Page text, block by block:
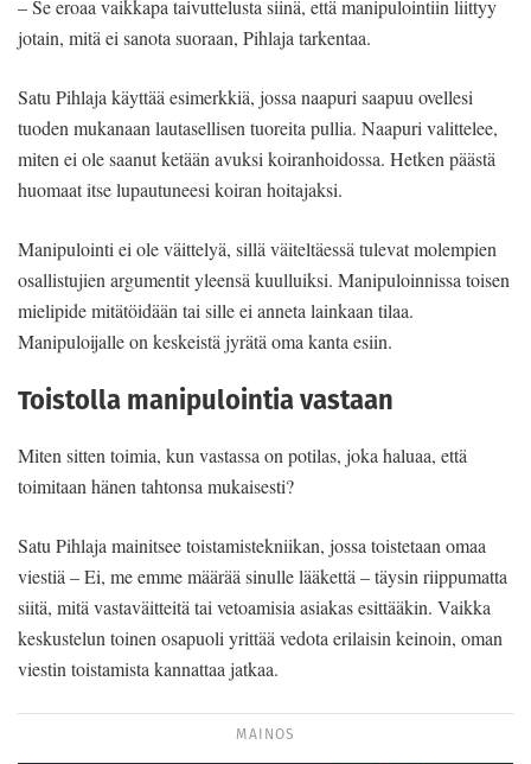
– Se eroaa vaikkapa taivuttelusta siinä, että manipulointiin liittyy
jotain, mitä ei sanota suoraan, Pihlaja tarkentaa.
Satu Pihlaja käyttää esimerkkiä, jossa naapuri saapuu ovellesi
tuoden mukanaan lautasellisen tuoreita pullia. Naapuri valittelee,
miten ei ole saanut ketään avuksi koiranhoidossa. Hetken päästä
huomaat itse lupautuneesi koiran hoitajaksi.
Manipulointi ei ole väittelyä, sillä väiteltäessä tulevat molempien
osallistujien argumentit yleensä kuulluiksi. Manipuloinnissa toisen
mielipide mitätöidään tai sille ei anneta lainkaan tilaa.
Manipuloijalle on keskeistä jyrätä oma kanta esiin.
Toistolla manipulointia vastaan
Miten sitten toimia, kun vastassa on potilas, joka haluaa, että
toimitaan hänen tahtonsa mukaisesti?
Satu Pihlaja mainitsee toistamistekniikan, jossa toistetaan omaa
viestiä – Ei, me emme määrää sinulle lääkettä – täysin riippumatta
siitä, mitä vastaväitteitä tai vetoamisia asiakas esittääkin. Vaikka
keskustelun toinen osapuoli yrittää vedota erilaisin keinoin, oman
viestin toistamista kannattaa jatkaa.
MAINOS